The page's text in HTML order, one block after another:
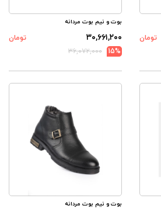
تومان
بوت و نیم بوت مردانه
۳۰,۶۶۱,۲۰۰
تومان
15%
۳۶,۰۷۲,۰۰۰
بوت و نیم بوت مردانه